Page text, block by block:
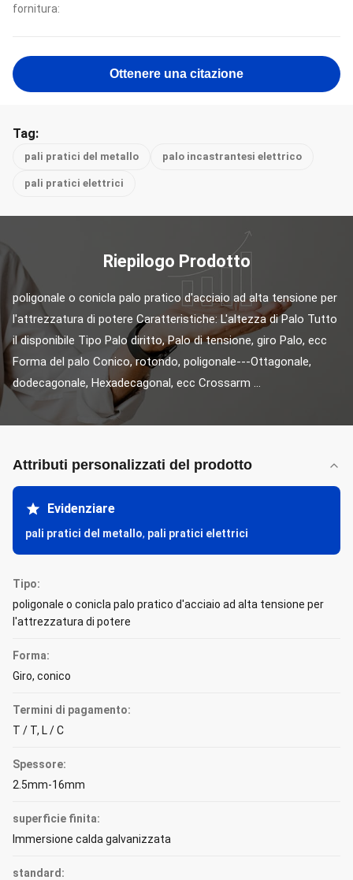
fornitura:
Ottenere una citazione
Tag:
pali pratici del metallo palo incastrantesi elettrico
pali pratici elettrici
Riepilogo Prodotto
poligonale o conicla palo pratico d'acciaio ad alta tensione per
l'attrezzatura di potere Caratteristiche: L'altezza di Palo Tutto
il disponibile Tipo Palo diritto, Palo di tensione, giro Palo, ecc
Forma del palo Conico, rotondo, poligonale---Ottagonale,
dodecagonale, Hexadecagonal, ecc Crossarm ...
Attributi personalizzati del prodotto
Evidenziare
pali pratici del metallo, pali pratici elettrici
Tipo:
poligonale o conicla palo pratico d'acciaio ad alta tensione per
l'attrezzatura di potere
Forma:
Giro, conico
Termini di pagamento:
T / T, L / C
Spessore:
2.5mm-16mm
superficie finita:
Immersione calda galvanizzata
standard: